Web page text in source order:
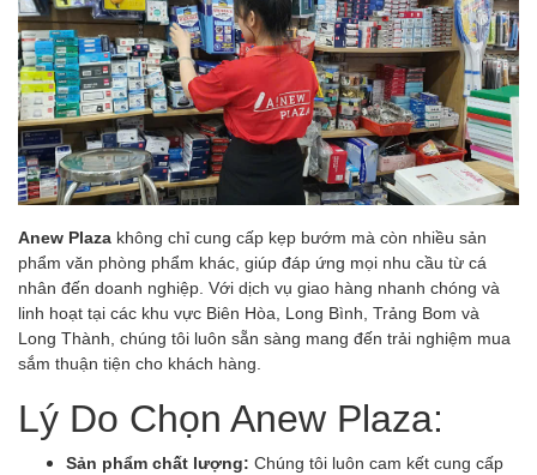
Anew Plaza không chỉ cung cấp kẹp bướm mà còn nhiều sản
phẩm văn phòng phẩm khác, giúp đáp ứng mọi nhu cầu từ cá
nhân đến doanh nghiệp. Với dịch vụ giao hàng nhanh chóng và
linh hoạt tại các khu vực Biên Hòa, Long Bình, Trảng Bom và
Long Thành, chúng tôi luôn sẵn sàng mang đến trải nghiệm mua
sắm thuận tiện cho khách hàng.
Lý Do Chọn Anew Plaza:
Sản phẩm chất lượng: Chúng tôi luôn cam kết cung cấp